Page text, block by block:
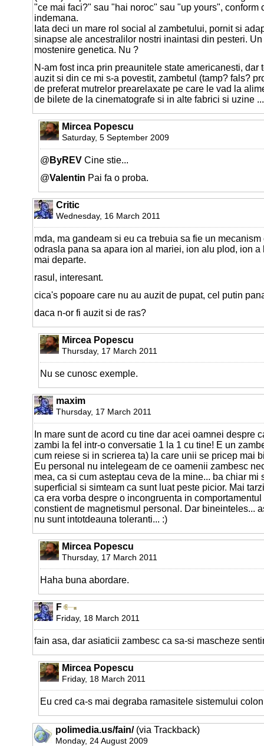
"ce mai faci?" sau "hai noroc" sau "up yours", conform
indemana.
Iata deci un mare rol social al zambetului, pornit si
sinapse ale ancestralilor nostri inaintasi din pesteri.
mostenire genetica. Nu ?
N-am fost inca prin preaunitele state americanesti, dar
auzit si din ce mi s-a povestit, zambetul (tamp? fals?
de preferat mutrelor prearelaxate pe care le vad la
de bilete de la cinematografe si in alte fabrici si uzine ...
Mircea Popescu
Saturday, 5 September 2009
@ ByREV Cine stie...
@Valentin Pai fa o proba.
Critic
Wednesday, 16 March 2011
mda, ma gandeam si eu ca trebuia sa fie un
odrasla pana sa apara ion al mariei, ion alu plod, ion a
mai departe.
rasul, interesant.
cica's popoare care nu au auzit de pupat, cel putin
daca n-or fi auzit si de ras?
Mircea Popescu
Thursday, 17 March 2011
Nu se cunosc exemple.
maxim
Thursday, 17 March 2011
In mare sunt de acord cu tine dar acei oamnei despre
zambi la fel intr-o conversatie 1 la 1 cu tine! E un
cum reiese si in scrierea ta) la care unii se pricep mai
Eu personal nu intelegeam de ce oamenii zambesc
mea, ca si cum asteptau ceva de la mine... ba chiar mi
superficial si simteam ca sunt luat peste picior. Mai
ca era vorba despre o incongruenta in comportamentul
constient de magnetismul personal. Dar bineinteles...
nu sunt intotdeauna toleranti... :)
Mircea Popescu
Thursday, 17 March 2011
Haha buna abordare.
F
Friday, 18 March 2011
fain asa, dar asiaticii zambesc ca sa-si mascheze
Mircea Popescu
Friday, 18 March 2011
Eu cred ca-s mai degraba ramasitele sistemului
polimedia.us/fain/(via Trackback)
Monday, 24 August 2009